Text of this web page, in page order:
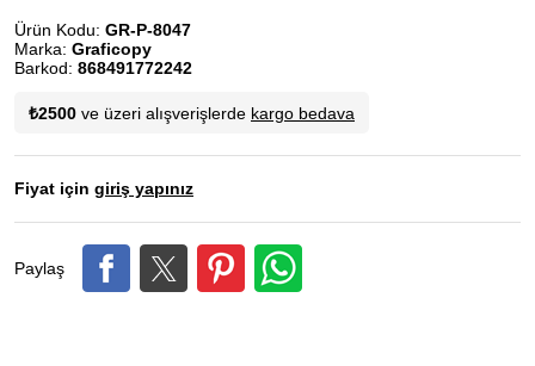
Ürün Kodu: GR-P-8047
Marka: Graficopy
Barkod: 868491772242
₺2500 ve üzeri alışverişlerde kargo bedava
Fiyat için giriş yapınız
Paylaş